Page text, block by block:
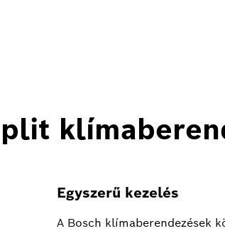
Egyszerű kezelés
A Bosch klímaberendezések